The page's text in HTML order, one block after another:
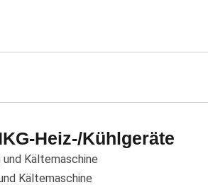
Heiz-/Kühlgeräte
Kältemaschine